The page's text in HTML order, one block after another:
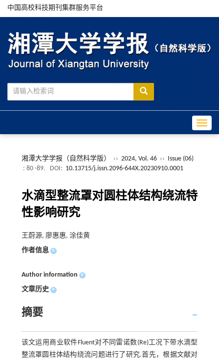
中国高校科技期刊集群服务平台
湘潭大学学报（自然科学版） ›› 2024, Vol. 46 ›› Issue (06)
: 80 -89.
DOI: 10.13715/j.issn.2096-644X.20230910.0001
水滴型整流罩对圆柱体结构绕流特
性影响研究
王蔚源, 廖惠惠, 涂佳黄
作者信息 +
Author information +
文章历史 +
摘要
该文运用商业软件Fluent对不同雷诺数(Re)工况下带水滴型
整流罩圆柱体结构绕流问题进行了研究.首先，根据文献对